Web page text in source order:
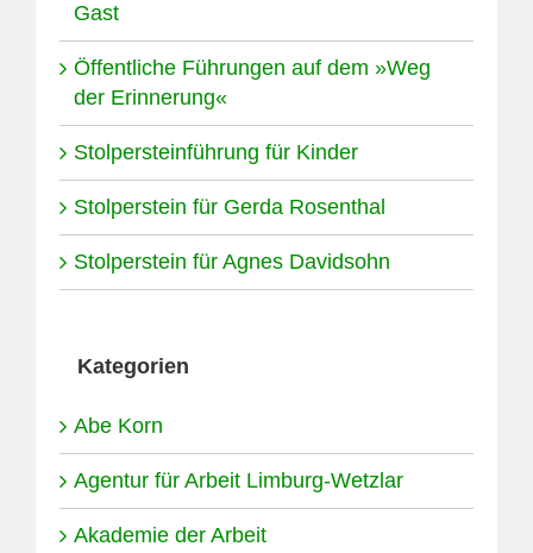
Gast
Öffentliche Führungen auf dem »Weg
der Erinnerung«
Stolpersteinführung für Kinder
Stolperstein für Gerda Rosenthal
Stolperstein für Agnes Davidsohn
Kategorien
Abe Korn
Agentur für Arbeit Limburg-Wetzlar
Akademie der Arbeit